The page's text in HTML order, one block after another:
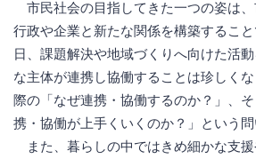
市民社会の目指してきた一つの姿は
行政や企業と新たな関係を構築するこ
日、課題解決や地域づくりへ向けた活
な主体が連携し協働することは珍しく
際の「なぜ連携・協働するのか？」、
携・協働が上手くいくのか？」という問
また、暮らしの中ではきめ細かな支